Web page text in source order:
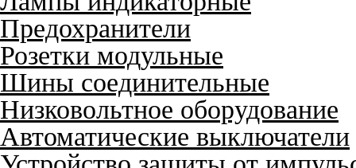
Предохранители
Розетки модульные
Шины соединительные
Низковольтное оборудование
Автоматические выключатели